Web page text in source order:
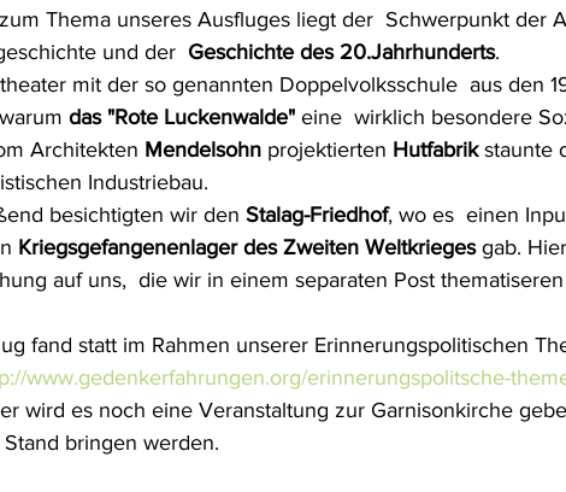
Thema unseres Ausfluges liegt der  Schwerpunkt der
und der Geschichte des 20.Jahrhunderts.
mit der so genannten Doppelvolksschule  aus den
das "Rote Luckenwalde" eine  wirklich besondere
Architekten Mendelsohn projektierten Hutfabrik staunte
Industriebau.
besichtigten wir den Stalag-Friedhof, wo es  einen
Kriegsgefangenenlager des Zweiten Weltkrieges gab.
auf uns,  die wir in einem separaten Post
fand statt im Rahmen unserer Erinnerungspolitischen
www.gedenkerfahrungen.org/erinnerungspolitsche-
wird es noch eine Veranstaltung zur Garnisonkirche
bringen werden.